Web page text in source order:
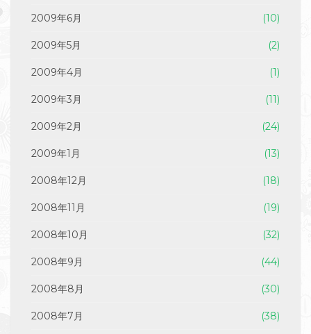
2009年6月 (10)
2009年5月 (2)
2009年4月 (1)
2009年3月 (11)
2009年2月 (24)
2009年1月 (13)
2008年12月 (18)
2008年11月 (19)
2008年10月 (32)
2008年9月 (44)
2008年8月 (30)
2008年7月 (38)